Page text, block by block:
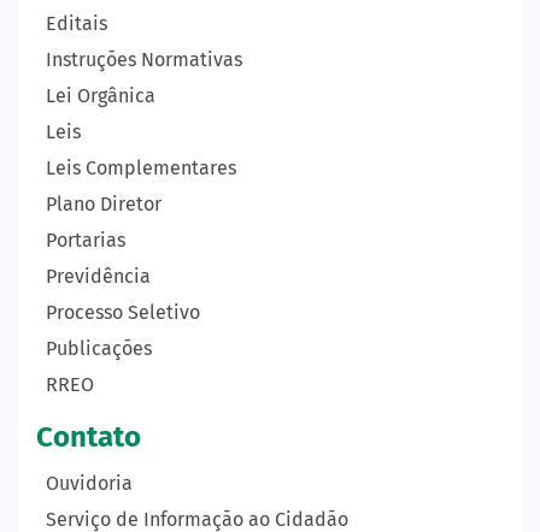
Editais
Instruções Normativas
Lei Orgânica
Leis
Leis Complementares
Plano Diretor
Portarias
Previdência
Processo Seletivo
Publicações
RREO
Contato
Ouvidoria
Serviço de Informação ao Cidadão